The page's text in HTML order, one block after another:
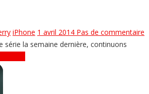
iPhone 1 avril 2014 Pas de commentaire
série la semaine dernière, continuons